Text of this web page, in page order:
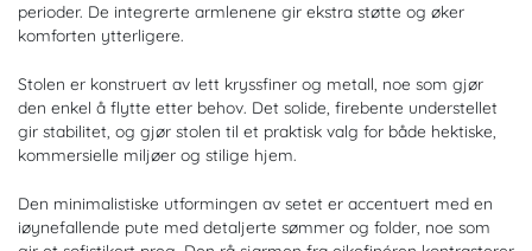
perioder. De integrerte armlenene gir ekstra støtte og øker
komforten ytterligere.
Stolen er konstruert av lett kryssfiner og metall, noe som gjør
den enkel å flytte etter behov. Det solide, firebente understellet
gir stabilitet, og gjør stolen til et praktisk valg for både hektiske,
kommersielle miljøer og stilige hjem.
Den minimalistiske utformingen av setet er accentuert med en
iøynefallende pute med detaljerte sømmer og folder, noe som